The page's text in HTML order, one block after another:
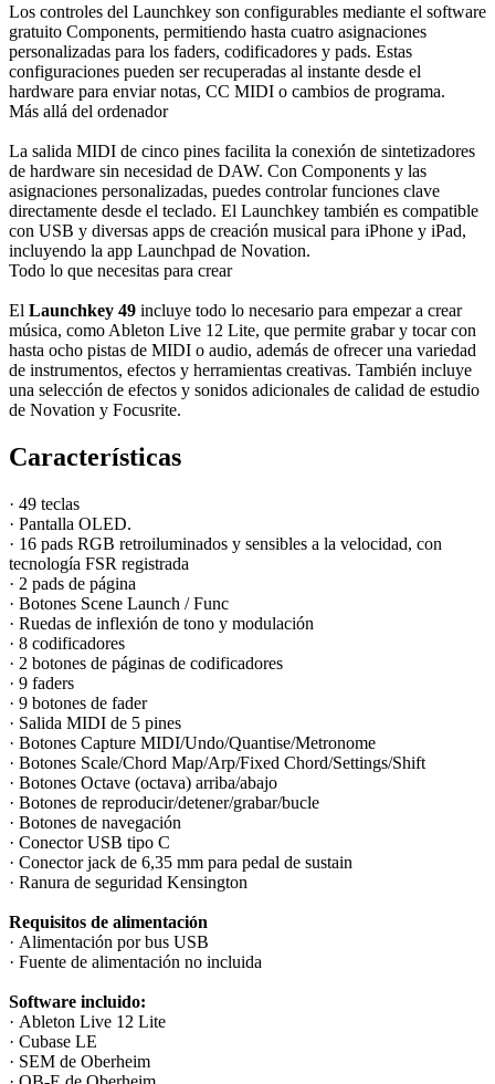
Los controles del Launchkey son configurables mediante el software
gratuito Components, permitiendo hasta cuatro asignaciones
personalizadas para los faders, codificadores y pads. Estas
configuraciones pueden ser recuperadas al instante desde el
hardware para enviar notas, CC MIDI o cambios de programa.
Más allá del ordenador
La salida MIDI de cinco pines facilita la conexión de sintetizadores
de hardware sin necesidad de DAW. Con Components y las
asignaciones personalizadas, puedes controlar funciones clave
directamente desde el teclado. El Launchkey también es compatible
con USB y diversas apps de creación musical para iPhone y iPad,
incluyendo la app Launchpad de Novation.
Todo lo que necesitas para crear
El Launchkey 49 incluye todo lo necesario para empezar a crear
música, como Ableton Live 12 Lite, que permite grabar y tocar con
hasta ocho pistas de MIDI o audio, además de ofrecer una variedad
de instrumentos, efectos y herramientas creativas. También incluye
una selección de efectos y sonidos adicionales de calidad de estudio
de Novation y Focusrite.
Características
· 49 teclas
· Pantalla OLED.
· 16 pads RGB retroiluminados y sensibles a la velocidad, con
tecnología FSR registrada
· 2 pads de página
· Botones Scene Launch / Func
· Ruedas de inflexión de tono y modulación
· 8 codificadores
· 2 botones de páginas de codificadores
· 9 faders
· 9 botones de fader
· Salida MIDI de 5 pines
· Botones Capture MIDI/Undo/Quantise/Metronome
· Botones Scale/Chord Map/Arp/Fixed Chord/Settings/Shift
· Botones Octave (octava) arriba/abajo
· Botones de reproducir/detener/grabar/bucle
· Botones de navegación
· Conector USB tipo C
· Conector jack de 6,35 mm para pedal de sustain
· Ranura de seguridad Kensington
Requisitos de alimentación
· Alimentación por bus USB
· Fuente de alimentación no incluida
Software incluido:
· Ableton Live 12 Lite
· Cubase LE
· SEM de Oberheim